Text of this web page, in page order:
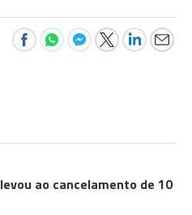
ao cancelamento de 10